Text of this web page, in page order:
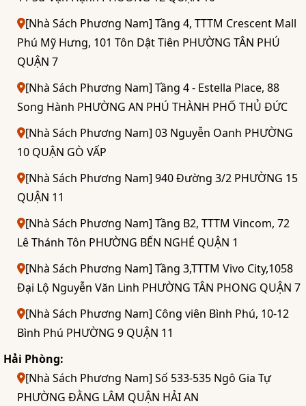
[Nhà Sách Phương Nam] Tầng 4, TTTM Crescent Mall
Phú Mỹ Hưng, 101 Tôn Dật Tiên PHƯỜNG TÂN PHÚ
QUẬN 7
[Nhà Sách Phương Nam] Tầng 4 - Estella Place, 88
Song Hành PHƯỜNG AN PHÚ THÀNH PHỐ THỦ ĐỨC
[Nhà Sách Phương Nam] 03 Nguyễn Oanh PHƯỜNG
10 QUẬN GÒ VẤP
[Nhà Sách Phương Nam] 940 Đường 3/2 PHƯỜNG 15
QUẬN 11
[Nhà Sách Phương Nam] Tầng B2, TTTM Vincom, 72
Lê Thánh Tôn PHƯỜNG BẾN NGHÉ QUẬN 1
[Nhà Sách Phương Nam] Tầng 3,TTTM Vivo City,1058
Đại Lộ Nguyễn Văn Linh PHƯỜNG TÂN PHONG QUẬN 7
[Nhà Sách Phương Nam] Công viên Bình Phú, 10-12
Bình Phú PHƯỜNG 9 QUẬN 11
Hải Phòng:
[Nhà Sách Phương Nam] Số 533-535 Ngô Gia Tự
PHƯỜNG ĐẰNG LÂM QUẬN HẢI AN